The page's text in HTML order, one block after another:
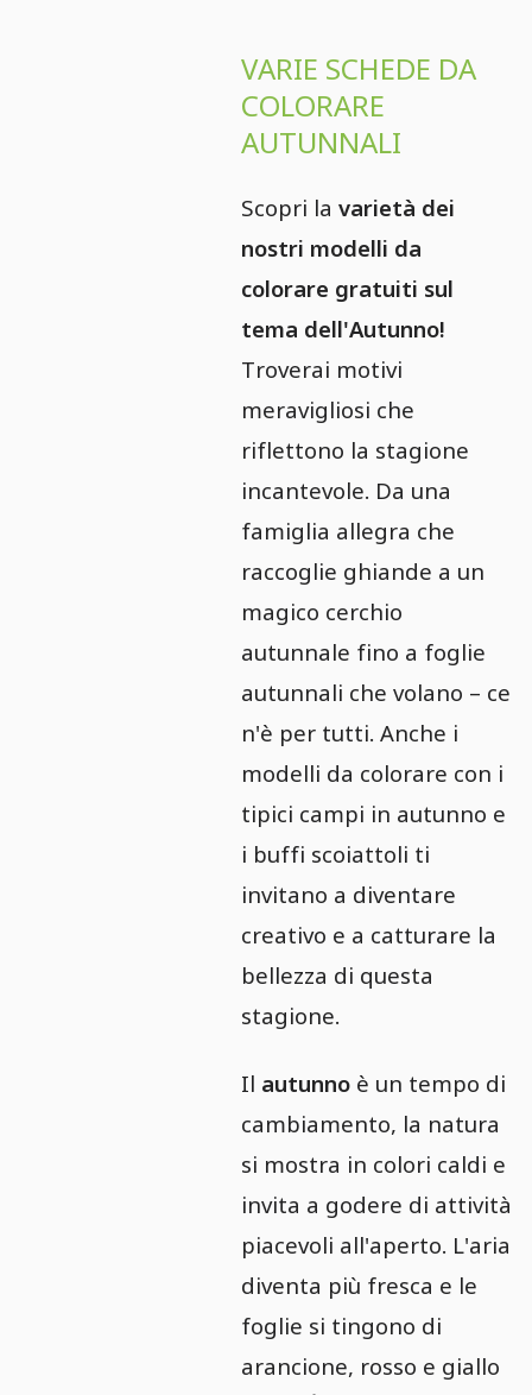
VARIE SCHEDE DA
COLORARE
AUTUNNALI
Scopri lavarietà dei
nostri modelli da
colorare gratuiti sul
tema dell'Autunno!
Troverai motivi
meravigliosi che
riflettono la stagione
incantevole. Da una
famiglia allegra che
raccoglie ghiande a un
magico cerchio
autunnale fino a foglie
autunnali che volano – ce
n'è per tutti. Anche i
modelli da colorare con i
tipici campi in autunno e
i buffi scoiattoli ti
invitano a diventare
creativo e a catturare la
bellezza di questa
stagione.
Il autunno è un tempo di
cambiamento, la natura
si mostra in colori caldi e
invita a godere di attività
piacevoli all'aperto. L'aria
diventa più fresca e le
foglie si tingono di
arancione, rosso e giallo